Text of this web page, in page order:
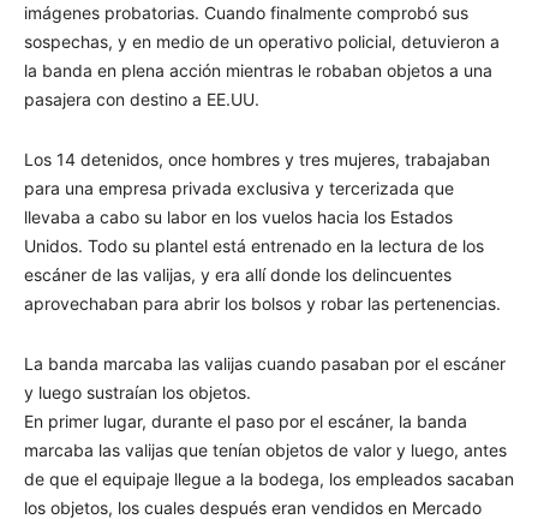
imágenes probatorias. Cuando finalmente comprobó sus
sospechas, y en medio de un operativo policial, detuvieron a
la banda en plena acción mientras le robaban objetos a una
pasajera con destino a EE.UU.
Los 14 detenidos, once hombres y tres mujeres, trabajaban
para una empresa privada exclusiva y tercerizada que
llevaba a cabo su labor en los vuelos hacia los Estados
Unidos. Todo su plantel está entrenado en la lectura de los
escáner de las valijas, y era allí donde los delincuentes
aprovechaban para abrir los bolsos y robar las pertenencias.
La banda marcaba las valijas cuando pasaban por el escáner
y luego sustraían los objetos.
En primer lugar, durante el paso por el escáner, la banda
marcaba las valijas que tenían objetos de valor y luego, antes
de que el equipaje llegue a la bodega, los empleados sacaban
los objetos, los cuales después eran vendidos en Mercado